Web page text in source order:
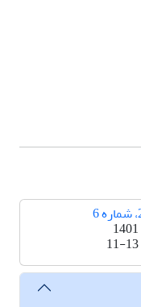
11-13